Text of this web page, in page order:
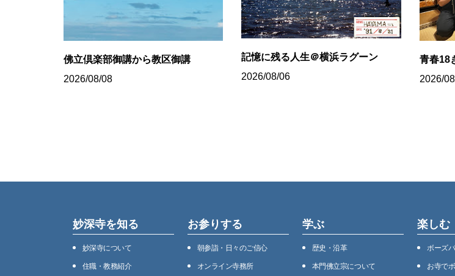
佛立倶楽部御講から教区御講
2026/08/08
記憶に残る人生＠横浜ラグーン
2026/08/06
青春18
2026/
妙深寺を知る
妙深寺について
住職・教務紹介
お参りする
朝参詣・日々のご信心
オンライン寺務所
学ぶ
歴史・沿⾰
本⾨佛⽴宗について
楽しむ
ボーズ
お寺で